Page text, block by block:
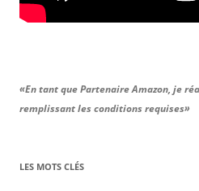
«En tant que Partenaire Amazon, je
remplissant les conditions requises»
LES MOTS CLÉS